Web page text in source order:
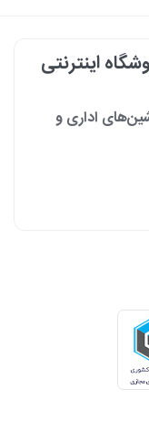
اینترنتی
اداری و
افزایش بهره‌وری خود به
و قابل اعتماد یک
پشتیبانی پس از فروش،
جهانی را گرد هم